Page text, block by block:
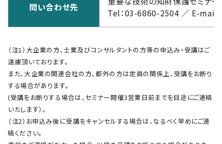
問い合わせ先
Tel：03-6860-2504 ／ E-
（注1）大企業の方、士業及びコンサルタントの方等の申込み・受講はご
遠慮頂いております。
また、大企業の関連会社の方、都外の方は定員の関係上、受講をお断り
する場合があります。
(受講をお断りする場合は、セミナー開催3営業日前までを目途にご連絡
いたします）。
（注2）お申込み後に受講をキャンセルする場合は、なるべく早めにご連
絡ください。